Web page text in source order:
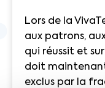
Lors de la
aux patrons,
qui réussit et
doit maintenant
exclus par la